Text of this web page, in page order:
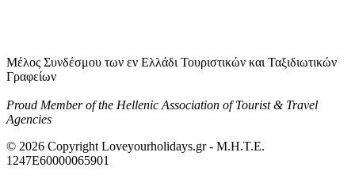
Μέλος Συνδέσμου των εν Ελλάδι Τουριστικών και Ταξιδιωτικών
Γραφείων
Proud Member of the Hellenic Association of Tourist & Travel
Agencies
© 2026 Copyright Loveyourholidays.gr - M.H.T.E.
1247Ε60000065901